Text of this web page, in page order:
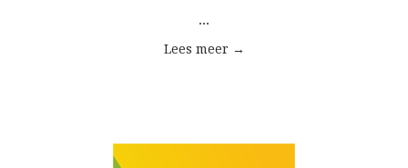
...
Lees meer →